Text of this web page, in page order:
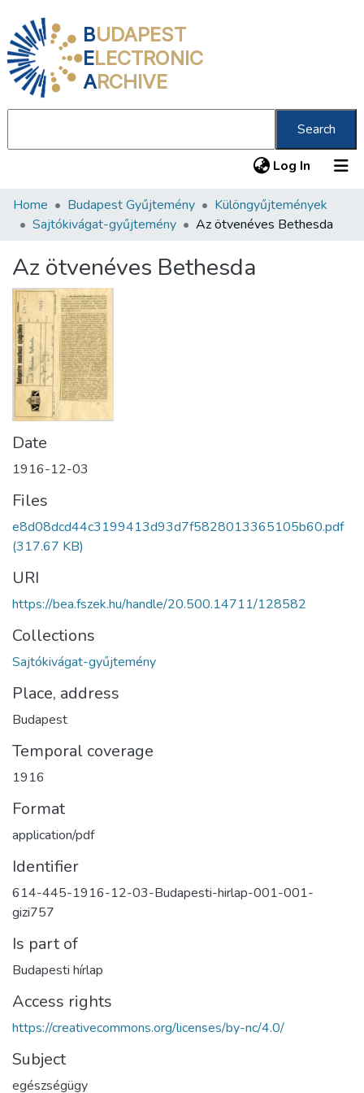
BUDAPEST
ELECTRONIC
ARCHIVE
Search
Log In (current)
Communities & Collections
Statistics
About us
Home Budapest Gyűjtemény
Különgyűjtemények
Sajtókivágat-gyűjtemény
Az ötvenéves Bethesda
Az ötvenéves Bethesda
Date
1916-12-03
Files
e8d08dcd44c3199413d93d7f5828013365105b60.pdf
(317.67 KB)
URI
https://bea.fszek.hu/handle/20.500.14711/128582
Collections
Sajtókivágat-gyűjtemény
Place, address
Budapest
Temporal coverage
1916
Format
application/pdf
Identifier
614-445-1916-12-03-Budapesti-hirlap-001-001-
gizi757
Is part of
Budapesti hírlap
Access rights
https://creativecommons.org/licenses/by-nc/4.0/
Subject
egészségügy